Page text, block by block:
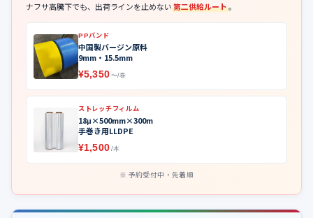
ナフサ高騰下でも、出荷ラインを止めない第二供給ルート。
PPバンド
中国製バージン原料
9mm・15.5mm
¥5,350 〜/巻
ストレッチフィルム
18μ×500mm×300m
手巻き用LLDPE
¥1,500 /本
予約受付中・先着順